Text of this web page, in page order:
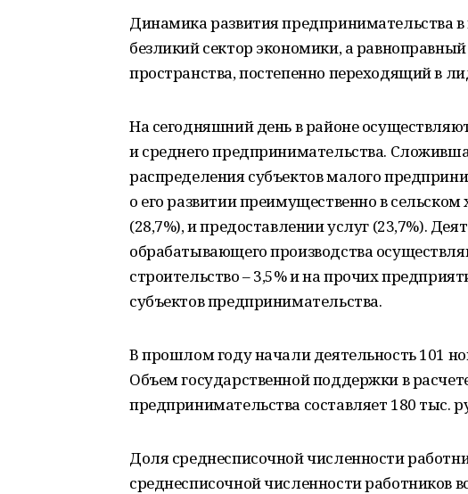
Динамика развития предпринимательства
безликий сектор экономики, а
пространства, постепенно переходящий в
На сегодняшний день в районе
и среднего предпринимательства.
распределения субъектов малого
о его развитии преимущественно в сельском
(28,7%), и предоставлении услуг (23,7%).
обрабатывающего производства
строительство – 3,5% и на прочих
субъектов предпринимательства.
В прошлом году начали деятельность 101
Объем государственной поддержки в
предпринимательства составляет 180 тыс.
Доля среднесписочной численности
среднесписочной численности работников